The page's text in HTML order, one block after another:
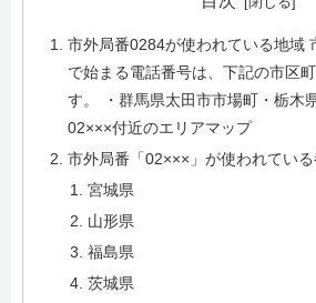
市外局番0284が使われている地域
で始まる電話番号は、下記の市区
す。 ・群馬県太田市市場町・栃木
02×××付近のエリアマップ
市外局番「02×××」が使われてい
宮城県
山形県
福島県
茨城県